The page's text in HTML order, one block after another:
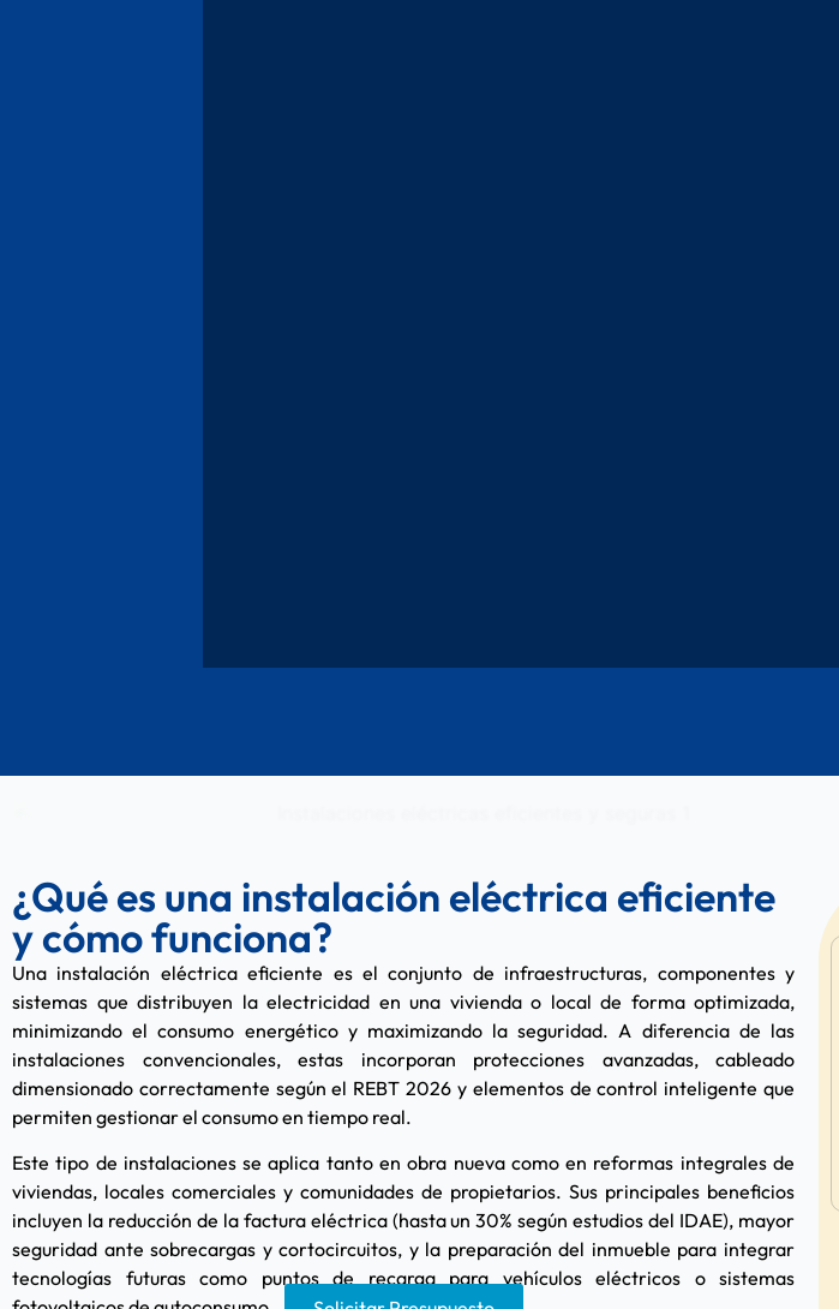
¿Qué es una instalación eléctrica eficiente
y cómo funciona?
Una instalación eléctrica eficiente es el conjunto de infraestructuras, componentes y
sistemas que distribuyen la electricidad en una vivienda o local de forma optimizada,
minimizando el consumo energético y maximizando la seguridad. A diferencia de las
instalaciones convencionales, estas incorporan protecciones avanzadas, cableado
dimensionado correctamente según el REBT 2026 y elementos de control inteligente que
permiten gestionar el consumo en tiempo real.
Este tipo de instalaciones se aplica tanto en obra nueva como en reformas integrales de
viviendas, locales comerciales y comunidades de propietarios. Sus principales beneficios
incluyen la reducción de la factura eléctrica (hasta un 30% según estudios del IDAE), mayor
seguridad ante sobrecargas y cortocircuitos, y la preparación del inmueble para integrar
tecnologías futuras como puntos de recarga para vehículos eléctricos o sistemas